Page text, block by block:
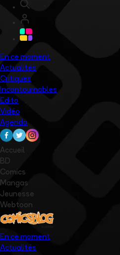
En ce moment
Actualités
Critiques
Incontournables
Edito
Vidéo
Agenda
Accueil
BD
Comics
Mangas
Jeunesse
Webtoon
En ce moment
Actualités